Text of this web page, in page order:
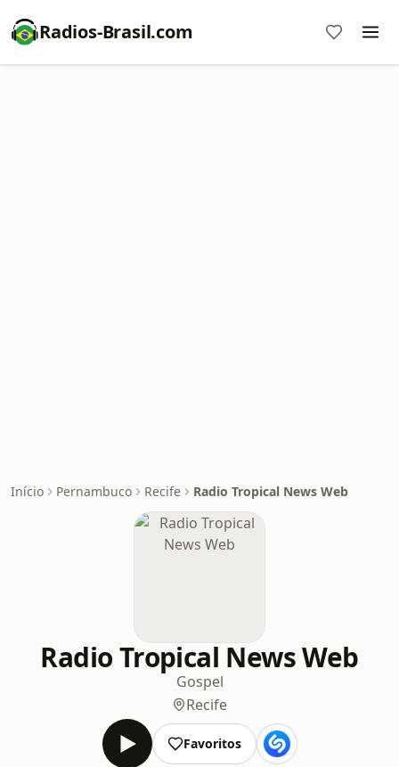
Radios-Brasil.com
Início Pernambuco Recife Radio Tropical News Web
Radio Tropical News Web
Gospel
Recife
Favoritos